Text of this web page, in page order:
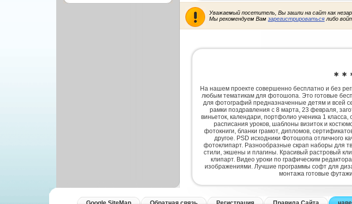
ВСЕ
Животные
Уважаемый посетитель, Вы зашли на сайт как
Мы рекомендуем Вам зарегистрироваться либо
✱ ✱
На нашем проекте совершенно бесплатно и без
любым тематикам для фотошопа. Это готовые
для фотографий предназначенные детям и всей
рамки поздравления с 8 марта, 23 февраля,
виньеток, календари, портфолио ученика 1
расписания уроков, шаблоны визиток и
фотокниги, бланки грамот, дипломов,
другое. PSD исходники Фотошопа отличного
фотоклипарт. Разнообразные скрап наборы для
стили, экшены и плагины. Красивый растровый
клипарт. Видео уроки по графическим
изображениями. Лучшие программы софт для
монтажа готовые